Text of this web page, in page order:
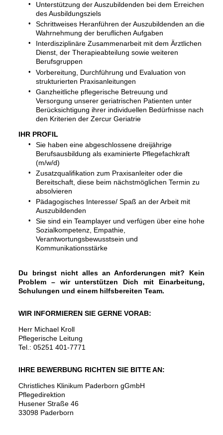
Unterstützung der Auszubildenden bei dem Erreichen
des Ausbildungsziels
Schrittweises Heranführen der Auszubildenden an die
Wahrnehmung der beruflichen Aufgaben
Interdisziplinäre Zusammenarbeit mit dem Ärztlichen
Dienst, der Therapieabteilung sowie weiteren
Berufsgruppen
Vorbereitung, Durchführung und Evaluation von
strukturierten Praxisanleitungen
Ganzheitliche pflegerische Betreuung und
Versorgung unserer geriatrischen Patienten unter
Berücksichtigung ihrer individuellen Bedürfnisse nach
den Kriterien der Zercur Geriatrie
IHR PROFIL
Sie haben eine abgeschlossene dreijährige
Berufsausbildung als examinierte Pflegefachkraft
(m/w/d)
Zusatzqualifikation zum Praxisanleiter oder die
Bereitschaft, diese beim nächstmöglichen Termin zu
absolvieren
Pädagogisches Interesse/ Spaß an der Arbeit mit
Auszubildenden
Sie sind ein Teamplayer und verfügen über eine hohe
Sozialkompetenz, Empathie,
Verantwortungsbewusstsein und
Kommunikationsstärke
Du bringst nicht alles an Anforderungen mit? Kein
Problem – wir unterstützen Dich mit Einarbeitung,
Schulungen und einem hilfsbereiten Team.
WIR INFORMIEREN SIE GERNE VORAB:
Herr Michael Kroll
Pflegerische Leitung
Tel.: 05251 401-7771
IHRE BEWERBUNG RICHTEN SIE BITTE AN:
Christliches Klinikum Paderborn gGmbH
Pflegedirektion
Husener Straße 46
33098 Paderborn